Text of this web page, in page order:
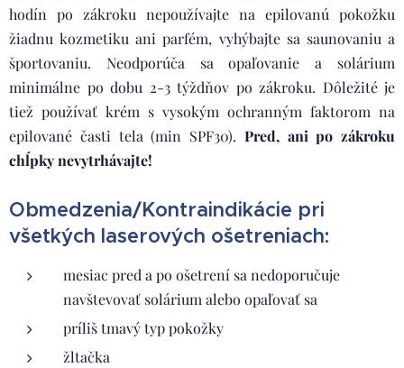
hodín po zákroku nepoužívajte na epilovanú pokožku
žiadnu kozmetiku ani parfém, vyhýbajte sa saunovaniu a
športovaniu. Neodporúča sa opaľovanie a solárium
minimálne po dobu 2-3 týždňov po zákroku. Dôležité je
tiež používať krém s vysokým ochranným faktorom na
epilované časti tela (min SPF30). Pred, ani po zákroku
chĺpky nevytrhávajte!
Obmedzenia/Kontraindikácie pri
všetkých laserových ošetreniach:
mesiac pred a po ošetrení sa nedoporučuje
navštevovať solárium alebo opaľovať sa
príliš tmavý typ pokožky
žltačka